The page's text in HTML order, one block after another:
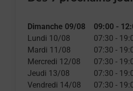
Dimanche 09/08 09:00 -
Lundi 10/08
07:30 -
Mardi 11/08
07:30 -
Mercredi 12/08
07:30 -
Jeudi 13/08
07:30 -
Vendredi 14/08
07:30 -